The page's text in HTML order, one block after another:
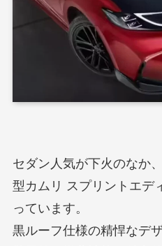
セダン人気が下火のなか
型カムリ スプリントエデ
っています。
黒ルーフ仕様の精悍なデ